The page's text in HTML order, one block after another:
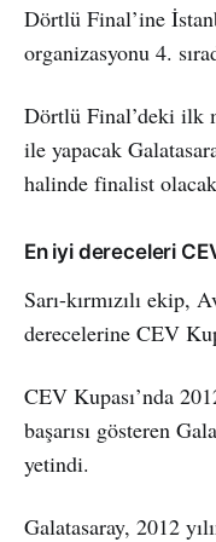
Dörtlü Final’ine
organizasyonu 4.
Dörtlü Final’deki ilk
ile yapacak
halinde finalist
En iyi dereceleri
Sarı-kırmızılı ekip,
derecelerine CEV
CEV Kupası’nda
başarısı gösteren
yetindi.
Galatasaray, 2012